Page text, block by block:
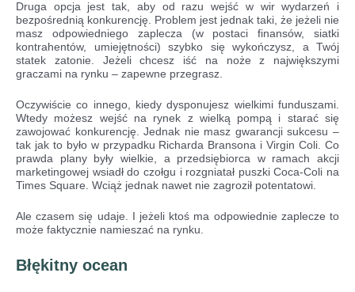
Druga opcja jest tak, aby od razu wejść w wir wydarzeń i
bezpośrednią konkurencję. Problem jest jednak taki, że jeżeli nie
masz odpowiedniego zaplecza (w postaci finansów, siatki
kontrahentów, umiejętności) szybko się wykończysz, a Twój
statek zatonie. Jeżeli chcesz iść na noże z największymi
graczami na rynku – zapewne przegrasz.
Oczywiście co innego, kiedy dysponujesz wielkimi funduszami.
Wtedy możesz wejść na rynek z wielką pompą i starać się
zawojować konkurencję. Jednak nie masz gwarancji sukcesu –
tak jak to było w przypadku Richarda Bransona i Virgin Coli. Co
prawda plany były wielkie, a przedsiębiorca w ramach akcji
marketingowej wsiadł do czołgu i rozgniatał puszki Coca-Coli na
Times Square. Wciąż jednak nawet nie zagroził potentatowi.
Ale czasem się udaje. I jeżeli ktoś ma odpowiednie zaplecze to
może faktycznie namieszać na rynku.
Błękitny ocean